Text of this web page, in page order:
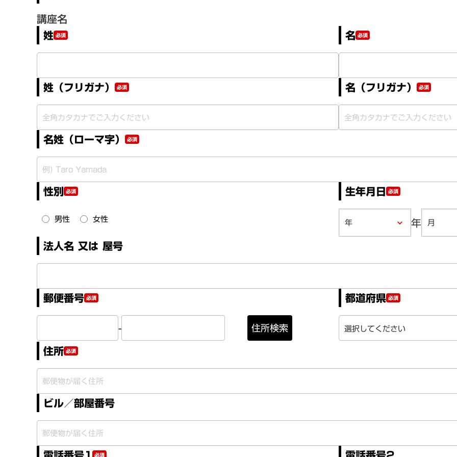
講座名
姓 必須 名 必須
姓（フリガナ） 必須 名（フリガナ） 必須
名姓（ローマ字） 必須
性別 必須
男性 女性
生年月日 必須
keyboard_arrow_down 年
法人名 又は 屋号
郵便番号 必須
- 住所検索
都道府県 必須
住所 必須
ビル／部屋番号